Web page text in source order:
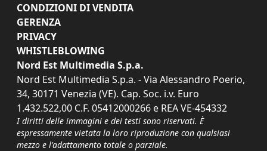
CONDIZIONI DI VENDITA
GERENZA
PRIVACY
WHISTLEBLOWING
Nord Est Multimedia S.p.a.
Nord Est Multimedia S.p.a. - Via Alessandro Poerio,
34, 30171 Venezia (VE). Cap. Soc. i.v. Euro
1.432.522,00 C.F. 05412000266 e REA VE-454332
I diritti delle immagini e dei testi sono riservati. È
espressamente vietata la loro riproduzione con qualsiasi
mezzo e l'adattamento totale o parziale.